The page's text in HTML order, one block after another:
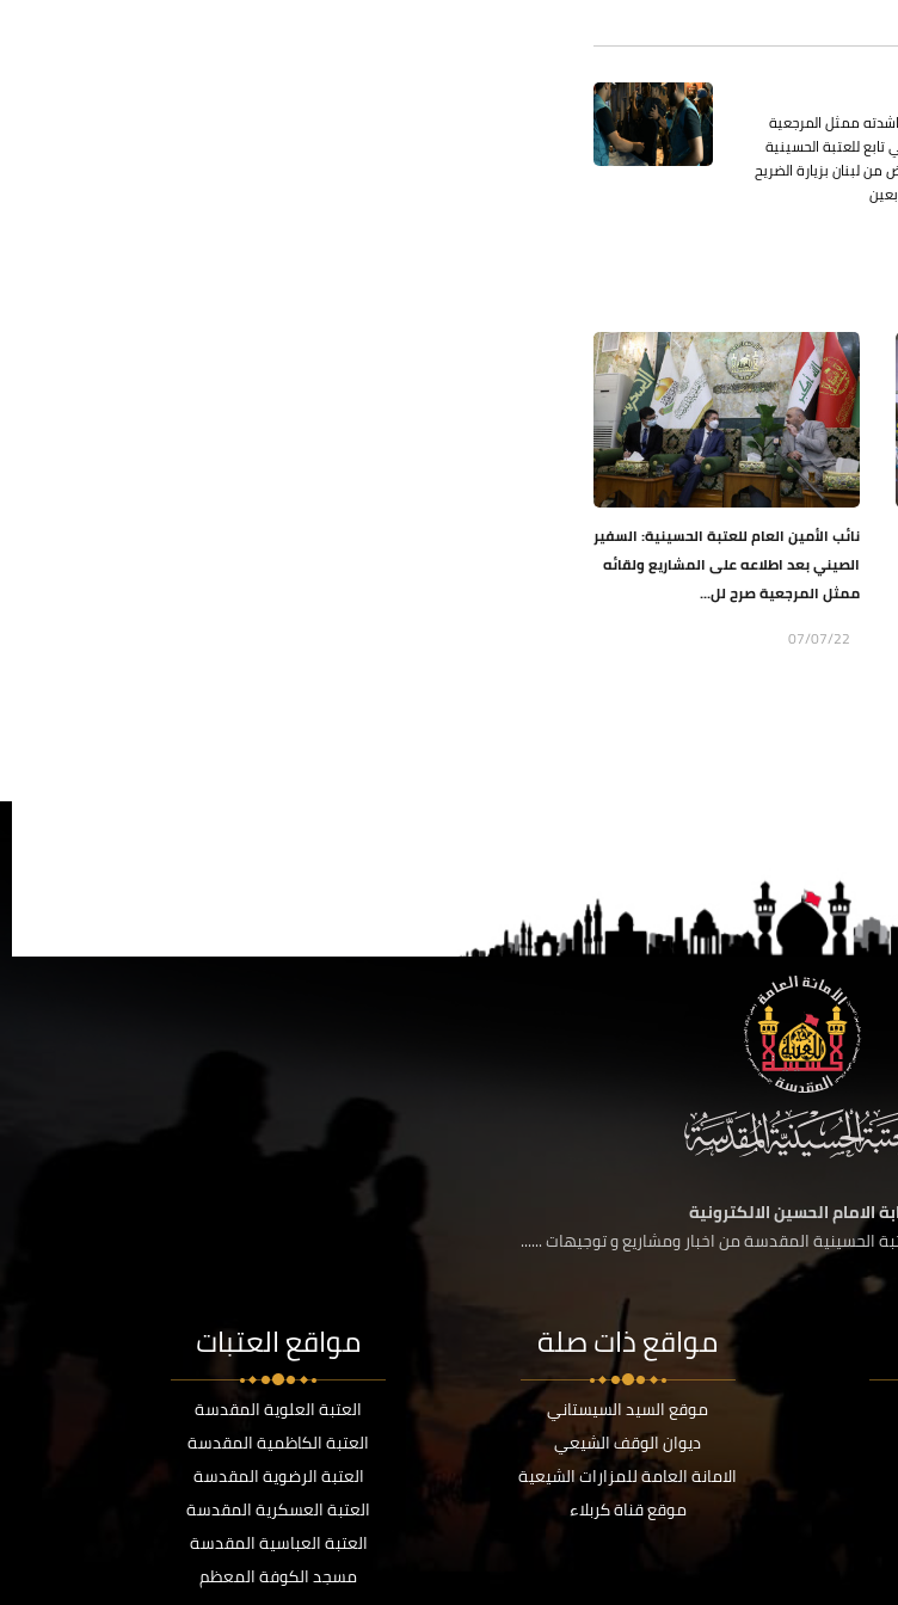
ممثل المرجعية
تابع للعتبة الحسينية
لبنان بزيارة الضريح
نائب الأمين العام للعتبة الحسينية: السفير
الصيني بعد اطلاعه على المشاريع ولقائه
ممثل المرجعية صرح لل...
07/07/22
الامام الحسين الالكترونية
الحسينية المقدسة من اخبار ومشاريع و توجيهات ......
مواقع ذات صلة
موقع السيد السيستاني
ديوان الوقف الشيعي
الامانة العامة للمزارات الشيعية
موقع قناة كربلاء
مواقع العتبات
العتبة العلوية المقدسة
العتبة الكاظمية المقدسة
العتبة الرضوية المقدسة
العتبة العسكرية المقدسة
العتبة العباسية المقدسة
مسجد الكوفة المعظم